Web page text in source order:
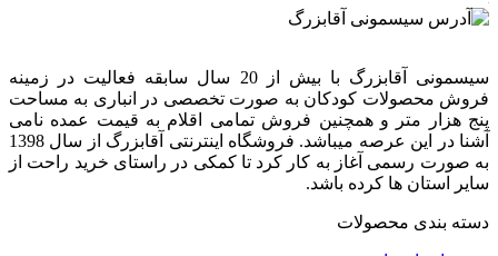
سیسمونی آقابزرگ با بیش از 20 سال سابقه فعالیت در زمینه
فروش محصولات کودکان به صورت تخصصی در انباری به مساحت
پنج هزار متر و همچنین فروش تمامی اقلام به قیمت عمده نامی
آشنا در این عرصه میباشد. فروشگاه اینترنتی آقابزرگ از سال 1398
به صورت رسمی آغاز به کار کرد تا کمکی در راستای خرید راحت از
سایر استان ها کرده باشد.
دسته بندی محصولات